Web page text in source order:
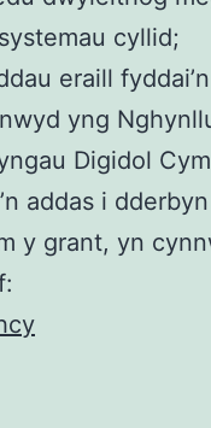
cyllid;
eraill
yng
Digidol
addas i
y grant, yn